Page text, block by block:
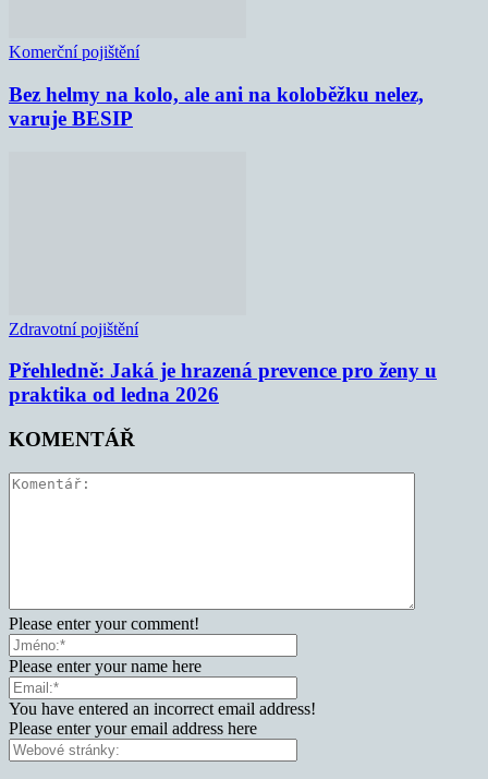
Komerční pojištění
Bez helmy na kolo, ale ani na koloběžku nelez,
varuje BESIP
Zdravotní pojištění
Přehledně: Jaká je hrazená prevence pro ženy u
praktika od ledna 2026
KOMENTÁŘ
Please enter your comment!
Please enter your name here
You have entered an incorrect email address!
Please enter your email address here